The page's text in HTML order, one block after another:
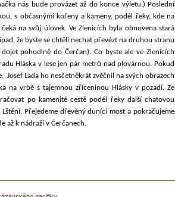
nás bude provázet až do konce výletu.) Poslední
s občasnými kořeny a kameny, podél řeky, kde na
na svůj úlovek. Ve Zlenicích byla obnovena stará
že byste se chtěli nechat převézt na druhou stranu
pohodlně do Čerčan). Co byste ale ve Zlenicích
Hláska v lese jen pár metrů nad plovárnou. Pokud
Josef Lada ho nesčetněkrát zvěčnil na svých obrazech
na vrbě s tajemnou zříceninou Hlásky v pozadí. Ze
po kamenité cestě podél řeky další chatovou
Přejedeme dřevěný dunící most a pokračujeme
až k nádraží v Čerčanech.